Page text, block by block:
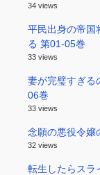
34 views
平民出身の帝国
る 第01-05巻
33 views
妻が完璧すぎる
06巻
33 views
念願の悪役令嬢
32 views
転生したらスラ